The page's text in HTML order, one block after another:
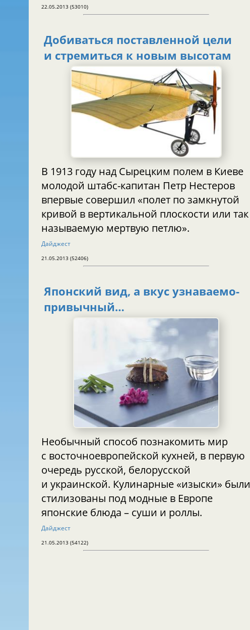
22.05.2013 (53010)
Добиваться поставленной цели
и стремиться к новым высотам
В 1913 году над Сырецким полем в Киеве
молодой штабс-капитан Петр Нестеров
впервые совершил «полет по замкнутой
кривой в вертикальной плоскости или так
называемую мертвую петлю».
Дайджест
21.05.2013 (52406)
Японский вид, а вкус узнаваемо-
привычный…
Необычный способ познакомить мир
с восточноевропейской кухней, в первую
очередь русской, белорусской
и украинской. Кулинарные «изыски» были
стилизованы под модные в Европе
японские блюда – суши и роллы.
Дайджест
21.05.2013 (54122)